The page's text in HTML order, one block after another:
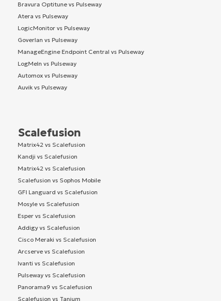
Bravura Optitune vs Pulseway
Atera vs Pulseway
LogicMonitor vs Pulseway
Goverlan vs Pulseway
ManageEngine Endpoint Central vs Pulseway
LogMeIn vs Pulseway
Automox vs Pulseway
Auvik vs Pulseway
Scalefusion
Matrix42 vs Scalefusion
Kandji vs Scalefusion
Matrix42 vs Scalefusion
Scalefusion vs Sophos Mobile
GFI Languard vs Scalefusion
Mosyle vs Scalefusion
Esper vs Scalefusion
Addigy vs Scalefusion
Cisco Meraki vs Scalefusion
Arcserve vs Scalefusion
Ivanti vs Scalefusion
Pulseway vs Scalefusion
Panorama9 vs Scalefusion
Scalefusion vs Tanium